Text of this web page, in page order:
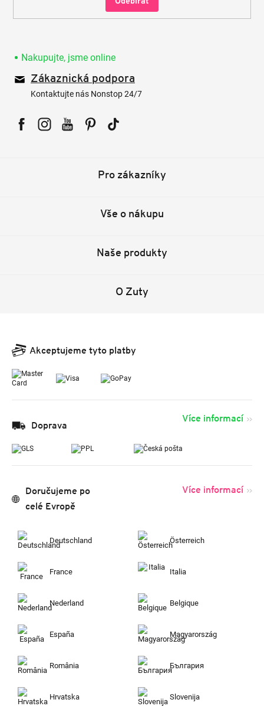
se
Nakupujte, jsme online
Zákaznická podpora
Kontaktujte nás Nonstop 24/7
Pro zákazníky
Vše o nákupu
Naše produkty
O Zuty
Akceptujeme tyto platby
Doprava
Více informací
Doručujeme po
celé Evropě
Více informací
Deutschland Österreich
France Italia
Nederland Belgique
España Magyarország
România България
Hrvatska Slovenija